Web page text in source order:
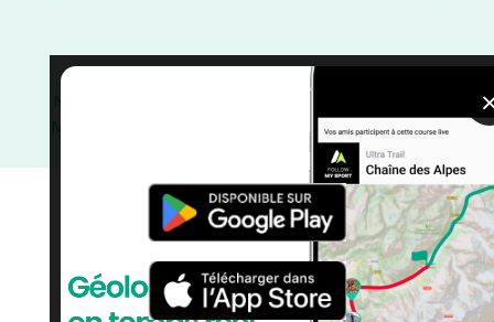
Novembre
Manche
courses/Course à